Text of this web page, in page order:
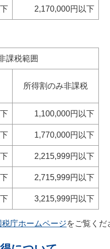
2,170,000円以下
課税範囲
所得割のみ非課税
1,100,000円以下
1,770,000円以下
2,215,999円以下
2,715,999円以下
3,215,999円以下
税庁ホームページをご覧くだ